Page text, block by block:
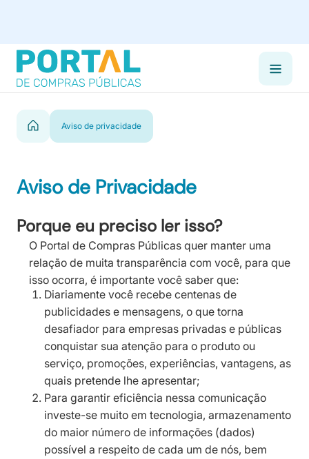
Aviso de privacidade
Aviso de Privacidade
Porque eu preciso ler isso?
O Portal de Compras Públicas quer manter uma
relação de muita transparência com você, para que
isso ocorra, é importante você saber que:
Diariamente você recebe centenas de
publicidades e mensagens, o que torna
desafiador para empresas privadas e públicas
conquistar sua atenção para o produto ou
serviço, promoções, experiências, vantagens, as
quais pretende lhe apresentar;
Para garantir eficiência nessa comunicação
investe-se muito em tecnologia, armazenamento
do maior número de informações (dados)
possível a respeito de cada um de nós, bem